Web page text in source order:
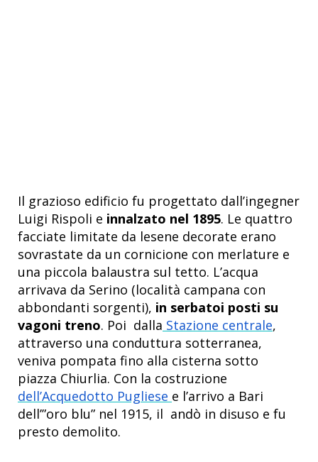
Il grazioso edificio fu progettato dall’ingegner
Luigi Rispoli e innalzato nel 1895. Le quattro
facciate limitate da lesene decorate erano
sovrastate da un cornicione con merlature e
una piccola balaustra sul tetto. L’acqua
arrivava da Serino (località campana con
abbondanti sorgenti), in serbatoi posti su
vagoni treno. Poi dalla Stazione centrale,
attraverso una conduttura sotterranea,
veniva pompata fino alla cisterna sotto
piazza Chiurlia. Con la costruzione
dell’Acquedotto Pugliese e l’arrivo a Bari
dell’”oro blu” nel 1915, il andò in disuso e fu
presto demolito.